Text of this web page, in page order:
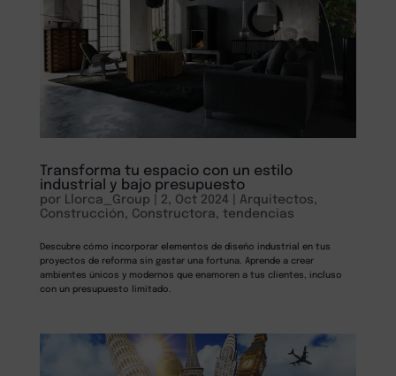
Transforma tu espacio con un estilo
industrial y bajo presupuesto
por Llorca_Group 2, Oct 2024 Arquitectos,
Construcción, Constructora, tendencias
Descubre cómo incorporar elementos de diseño industrial en tus
proyectos de reforma sin gastar una fortuna. Aprende a crear
ambientes únicos y modernos que enamoren a tus clientes, incluso
con un presupuesto limitado.